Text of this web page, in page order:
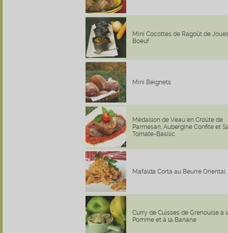
Mini Cocottes de Ragoût de
Boeuf
Mini Beignets
Médaillon de Veau en Croûte de
Parmesan, Aubergine Confite et
Tomate-Basilic
Mafalda Corta au Beurre Oriental
Curry de Cuisses de Grenouille à
Pomme et à la Banane